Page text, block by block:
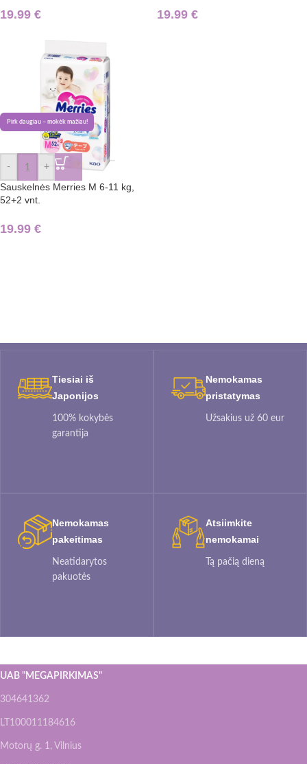
19.99 € 19.99 €
Pirk daugiau – mokėk mažiau!
- +
Sauskelnės Merries M 6-11 kg,
52+2 vnt.
19.99 €
Tiesiai iš
Japonijos
100% kokybės
garantija
Nemokamas
pristatymas
Užsakius už 60 eur
Atsiimkite
nemokamai
Tą pačią dieną
Nemokamas
pakeitimas
Neatidarytos
pakuotės
UAB "MEGAPIRKIMAS"
304641362
LT100011184616
Motorų g. 1, Vilnius